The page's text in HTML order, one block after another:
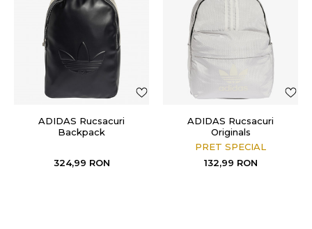
ADIDAS Rucsacuri
Backpack
324,99 RON
ADIDAS Rucsacuri
Originals
PRET SPECIAL
132,99 RON